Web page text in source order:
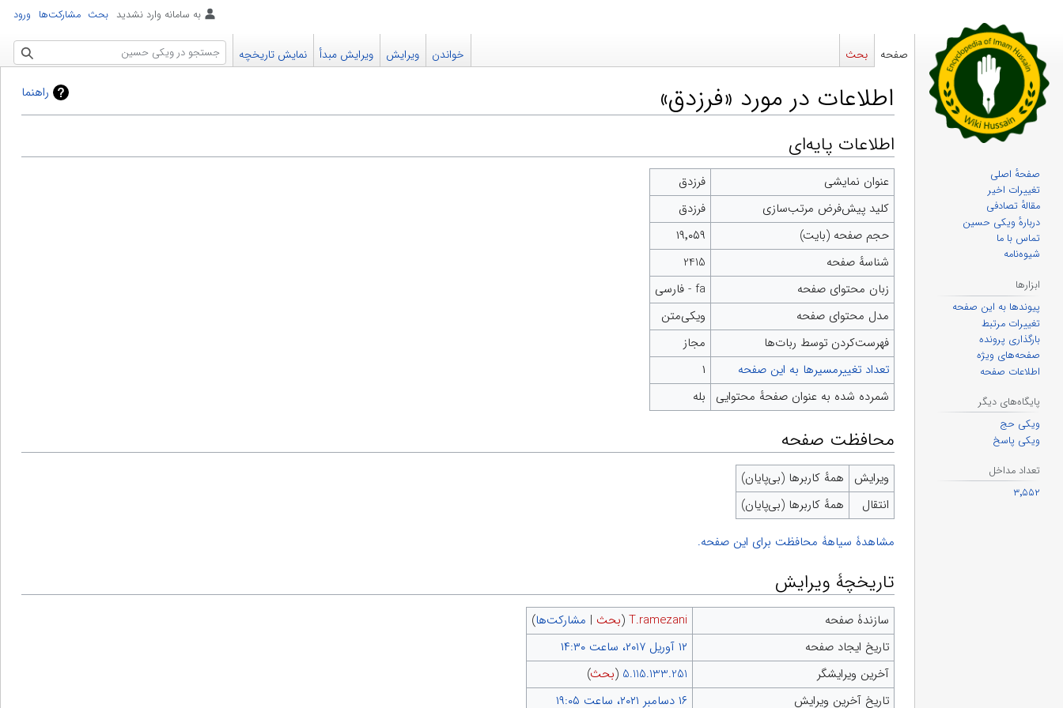
راهنما اطلاعات در مورد «فرزدق‌»
پرش
به
ناوبری
پرش
به
جستجو
اطلاعات پایه‌ای
عنوان نمایشی
فرزدق‌
کلید پیش‌فرض مرتب‌سازی
فرزدق‌
حجم صفحه (بایت)
۱۹٬۰۵۹
شناسهٔ صفحه
2415
زبان محتوای صفحه
fa - فارسی
مدل محتوای صفحه
ویکی‌متن
‌فهرست‌کردن توسط ربات‌ها
مجاز
تعداد تغییرمسیرها به این صفحه
۱
شمرده شده به عنوان صفحهٔ محتوایی
بله
محافظت صفحه
ویرایش
همهٔ کاربرها (بی‌پایان)
انتقال
همهٔ کاربرها (بی‌پایان)
مشاهدۀ سیاهۀ محافظت برای این صفحه.
تاریخچۀ ویرایش
سازندۀ صفحه T.ramezani
(بحث | مشارکت‌ها)
تاریخ ایجاد صفحه
آخرین ویرایشگر
5.115.133.251
(بحث)
تاریخ آخرین ویرایش
‏۱۶ دسامبر ۲۰۲۱، ساعت ۱۹:۰۵
به سامانه وارد نشدید بحث مشارکت‌ها ورود
صفحه بحث خواندن ویرایش ویرایش مبدأ نمایش تاریخچه جستجو
صفحهٔ اصلی
تغییرات اخیر
مقالهٔ تصادفی
دربارهٔ ویکی حسین
تماس با ما
شیوه‌نامه
ابزارها
پیوندها به این صفحه
تغییرات مرتبط
بارگذاری پرونده
صفحه‌های ویژه
اطلاعات صفحه
پایگاه‌های دیگر
ویکی حج
ویکی پاسخ
تعداد مداخل
۳٬۵۵۲